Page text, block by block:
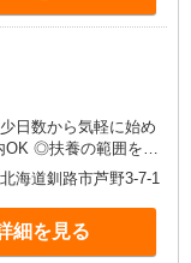
OK ◎扶養の範囲を超
給1000円）
海道釧路市芦野3-7-1
細を見る